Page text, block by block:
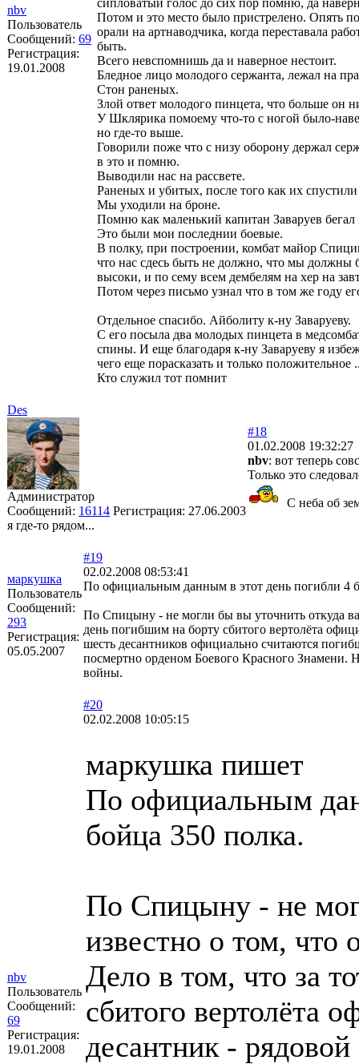
nbv
Пользователь
Сообщений: 69
Регистрация:
19.01.2008
сипловатый голос до сих пор помню, да
Потом и это место было пристрелено. Опять
орали на артнаводчика, когда переставала
быть.
Всего невспомнишь да и наверное нестоит.
Бледное лицо молодого сержанта, лежал на
Стон раненых.
Злой ответ молодого пинцета, что больше он
У Шклярика помоему что-то с ногой было-
но где-то выше.
Говорили поже что с низу оборону держал
в это и помню.
Выводили нас на рассвете.
Раненых и убитых, после того как их
Мы уходили на броне.
Помню как маленький капитан Заваруев
Это были мои последнии боевые.
В полку, при построении, комбат майор
что нас сдесь быть не должно, что мы должны
высоки, и по сему всем дембелям на хер на
Потом через письмо узнал что в том же году
Отдельное спасибо. Айболиту к-ну Заваруеву.
С его посыла два молодых пинцета в
спины. И еще благодаря к-ну Заваруеву я
чего еще порасказать и только положительное
Кто служил тот помнит
Des
Администратор
Сообщений: 16114 Регистрация: 27.06.2003
я где-то рядом...
#18
01.02.2008 19:32:27
nbv: вот теперь
Только это
С неба об
маркушка
Пользователь
Сообщений:
293
Регистрация:
05.05.2007
#19
02.02.2008 08:53:41
По официальным данным в этот день погибли 4
По Спицыну - не могли бы вы уточнить откуда
день погибшим на борту сбитого вертолёта
шесть десантников официально считаются
посмертно орденом Боевого Красного Знамени.
войны.
nbv
Пользователь
Сообщений:
69
Регистрация:
19.01.2008
#20
02.02.2008 10:05:15
маркушка пишет
По официальным
бойца 350 полка.
По Спицыну - не
известно о том, что
Дело в том, что за
сбитого вертолёта
десантник -